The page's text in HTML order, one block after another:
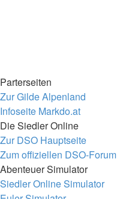
Parterseiten
Zur Gilde Alpenland
Infoseite Markdo.at
Die Siedler Online
Zur DSO Hauptseite
Zum offiziellen DSO-Forum
Abenteuer Simulator
Siedler Online Simulator